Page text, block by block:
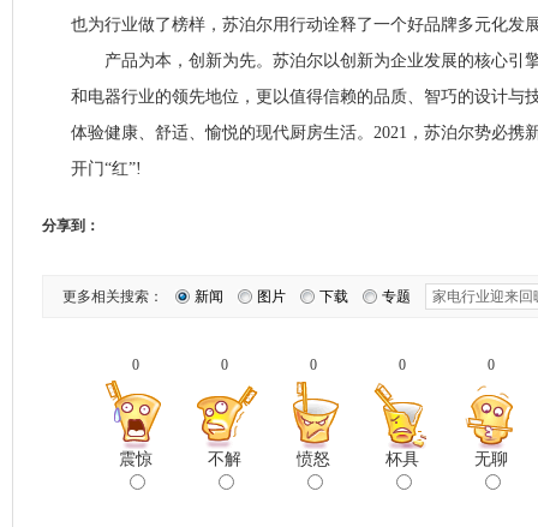
也为行业做了榜样，苏泊尔用行动诠释了一个好品牌多元化发
产品为本，创新为先。苏泊尔以创新为企业发展的核心引
和电器行业的领先地位，更以值得信赖的品质、智巧的设计与
体验健康、舒适、愉悦的现代厨房生活。2021，苏泊尔势必携
开门“红”!
分享到：
更多相关搜索： 新闻 图片 下载 专题
0
震惊
0
不解
0
愤怒
0
杯具
0
无聊